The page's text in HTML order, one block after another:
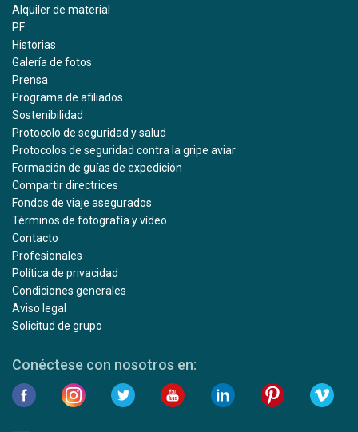
Alquiler de material
PF
Historias
Galería de fotos
Prensa
Programa de afiliados
Sostenibilidad
Protocolo de seguridad y salud
Protocolos de seguridad contra la gripe aviar
Formación de guías de expedición
Compartir directrices
Fondos de viaje asegurados
Términos de fotografía y vídeo
Contacto
Profesionales
Política de privacidad
Condiciones generales
Aviso legal
Solicitud de grupo
Conéctese con nosotros en: